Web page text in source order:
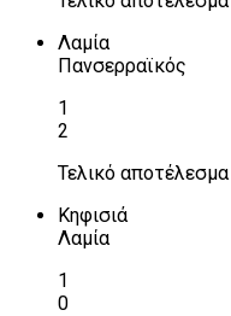
Λαμία
Πανσερραϊκός
1
2
Τελικό αποτέλεσμα
Κηφισιά
Λαμία
1
0